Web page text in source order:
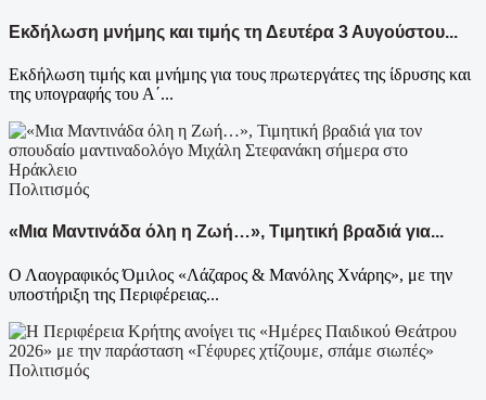
Εκδήλωση μνήμης και τιμής τη Δευτέρα 3 Αυγούστου...
Εκδήλωση τιμής και μνήμης για τους πρωτεργάτες της ίδρυσης και
της υπογραφής του Α΄...
Πολιτισμός
«Μια Μαντινάδα όλη η Ζωή…», Τιμητική βραδιά για...
Ο Λαογραφικός Όμιλος «Λάζαρος & Μανόλης Χνάρης», με την
υποστήριξη της Περιφέρειας...
Πολιτισμός